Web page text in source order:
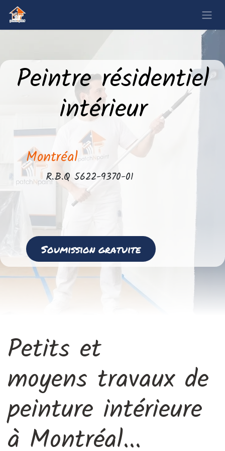
Peintrerésidentiel
intérieur
Montréal
​R.B.Q 5622-9370-01
Soumission gratuite
Petits et
moyens travaux de
peinture intérieure
à Montréal...